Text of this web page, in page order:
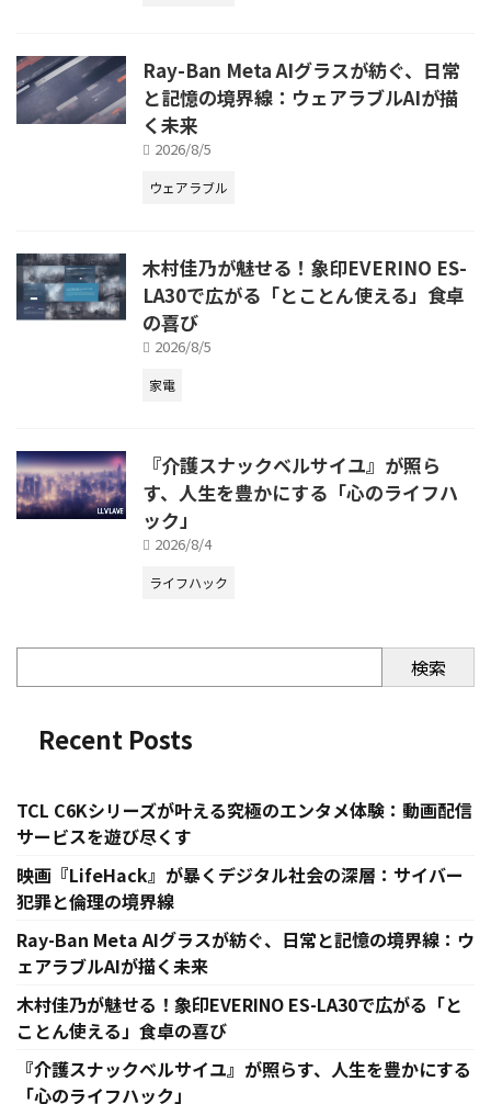
Ray-Ban Meta AIグラスが紡ぐ、日常
と記憶の境界線：ウェアラブルAIが描
く未来
2026/8/5
ウェアラブル
木村佳乃が魅せる！象印EVERINO ES-
LA30で広がる「とことん使える」食卓
の喜び
2026/8/5
家電
『介護スナックベルサイユ』が照ら
す、人生を豊かにする「心のライフハ
ック」
2026/8/4
ライフハック
検索
Recent Posts
TCL C6Kシリーズが叶える究極のエンタメ体験：動画配信
サービスを遊び尽くす
映画『LifeHack』が暴くデジタル社会の深層：サイバー
犯罪と倫理の境界線
Ray-Ban Meta AIグラスが紡ぐ、日常と記憶の境界線：ウ
ェアラブルAIが描く未来
木村佳乃が魅せる！象印EVERINO ES-LA30で広がる「と
ことん使える」食卓の喜び
『介護スナックベルサイユ』が照らす、人生を豊かにする
「心のライフハック」